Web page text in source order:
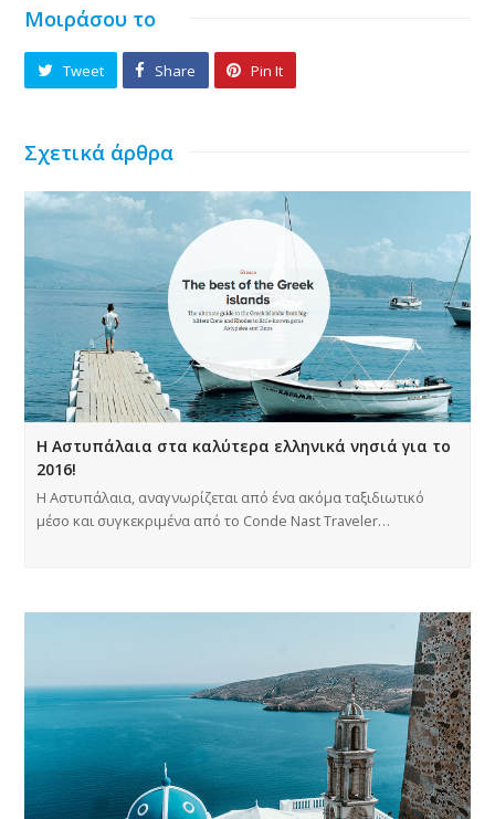
Μοιράσου το
Tweet Share Pin It
Σχετικά άρθρα
Η Αστυπάλαια στα καλύτερα ελληνικά νησιά για το
2016!
Η Αστυπάλαια, αναγνωρίζεται από ένα ακόμα ταξιδιωτικό
μέσο και συγκεκριμένα από το Conde Nast Traveler…